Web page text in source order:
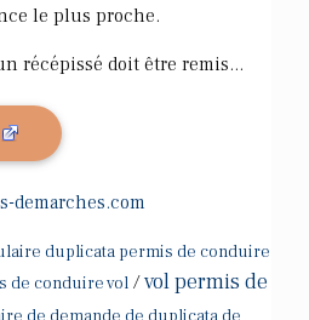
le plus proche.
récépissé doit être remis...
demarches.com
duplicata permis de conduire
de conduire vol /vol permis de